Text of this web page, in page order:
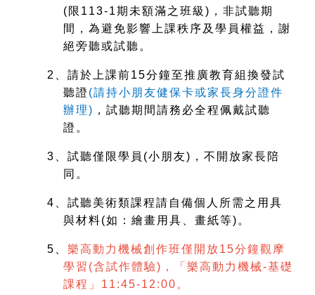
( 限113-1期未額滿之班級)，非試聽期
間，為避免影響上課秩序及學員權益，謝
絕旁聽或試聽。
2
、請於上課前15分鐘至推廣教育組換發試
聽證 (請持小朋友健保卡或家長身分證件
辦理) ，試聽期間請務必全程佩戴試聽
證。
3
、試聽僅限學員(小朋友)，不開放家長陪
同。
4
、試聽美術類課程請自備個人所需之用具
與材料(如：繪畫用具、畫紙等)。
5 、樂高動力機械創作班僅開放15分鐘觀摩
學習(含試作體驗)，「樂高動力機械-基礎
課程」11:45-12:00。